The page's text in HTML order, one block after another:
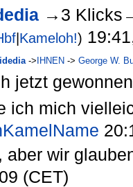
→3
|Kameloh!)
->IHNEN-> George W.
jetzt
ich mich
aber wir
(CET)